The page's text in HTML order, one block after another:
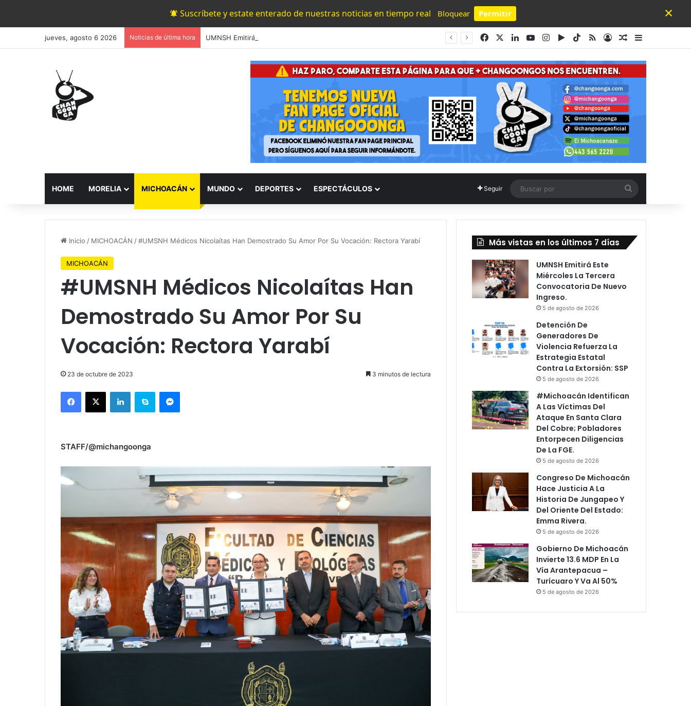
Suscríbete y estate enterado de nuestras noticias en tiempo real Bloquear Permitir
Powered by SendPulse
×
jueves, agosto 6 2026 Noticias de última hora FacebookLinkedInYouTubeInstagram
Google Play
TikTok
RSSAccesoPublicación al
Barra lateral
HOME MORELIA MICHOACÁN MUNDO DEPORTES ESPECTÁCULOS Seguir
por
Inicio / MICHOACÁN /#UMSNH Médicos Nicolaítas Han Demostrado Su Amor Por Su Vocación: Rectora Yarabí
MICHOACÁN
#UMSNH Médicos Nicolaítas Han
Demostrado Su Amor Por Su
Vocación: Rectora Yarabí
23 de octubre de 2023 3 minutos de lectura
Facebook
X LinkedInSkype Messenger
STAFF/@michangoonga
Más vistas en los últimos 7 días
UMNSH Emitirá Este
Miércoles La Tercera
Convocatoria De Nuevo
Ingreso.
5 de agosto de 2026
Detención De
Generadores De
Violencia Refuerza La
Estrategia Estatal
Contra La Extorsión: SSP
5 de agosto de 2026
#Michoacán Identifican
A Las Víctimas Del
Ataque En Santa Clara
Del Cobre; Pobladores
Entorpecen Diligencias
De La FGE.
5 de agosto de 2026
Congreso De Michoacán
Hace Justicia A La
Historia De Jungapeo Y
Del Oriente Del Estado:
Emma Rivera.
5 de agosto de 2026
Gobierno De Michoacán
Invierte 13.6 MDP En La
Vía Arantepacua –
Turícuaro Y Va Al 50%
5 de agosto de 2026